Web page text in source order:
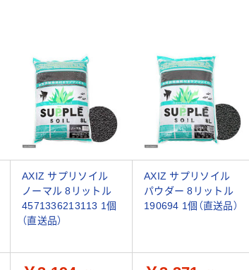
AXIZ サプリソイル
ノーマル 8リットル
4571336213113 1個
（直送品）
AXIZ サプリソイル
パウダー 8リットル
190694 1個（直送品）